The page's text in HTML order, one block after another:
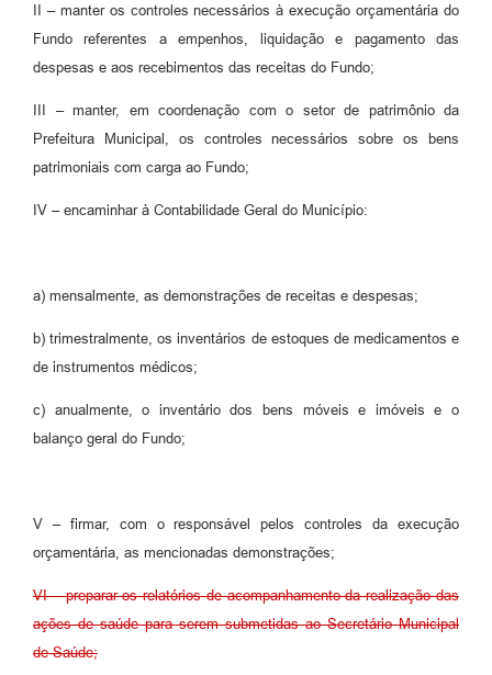
II – manter os controles necessários à execução orçamentária do
Fundo referentes a empenhos, liquidação e pagamento das
despesas e aos recebimentos das receitas do Fundo;
III – manter, em coordenação com o setor de patrimônio da
Prefeitura Municipal, os controles necessários sobre os bens
patrimoniais com carga ao Fundo;
IV – encaminhar à Contabilidade Geral do Município:
a) mensalmente, as demonstrações de receitas e despesas;
b) trimestralmente, os inventários de estoques de medicamentos e
de instrumentos médicos;
c) anualmente, o inventário dos bens móveis e imóveis e o
balanço geral do Fundo;
V – firmar, com o responsável pelos controles da execução
orçamentária, as mencionadas demonstrações;
VI – preparar os relatórios de acompanhamento da realização das
ações de saúde para serem submetidas ao Secretário Municipal
de Saúde;